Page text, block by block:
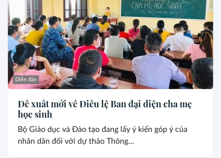
Diễn đàn
Đề xuất mới về Điều lệ Ban đại diện cha mẹ
học sinh
Bộ Giáo dục và Đào tạo đang lấy ý kiến góp ý của
nhân dân đối với dự thảo Thông...